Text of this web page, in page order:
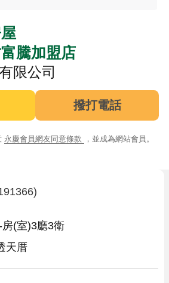
騰加盟店
限公司
撥打電話
永慶會員網友同意條款 ，並成為網站會員。
房(室)3廳3衛
天厝